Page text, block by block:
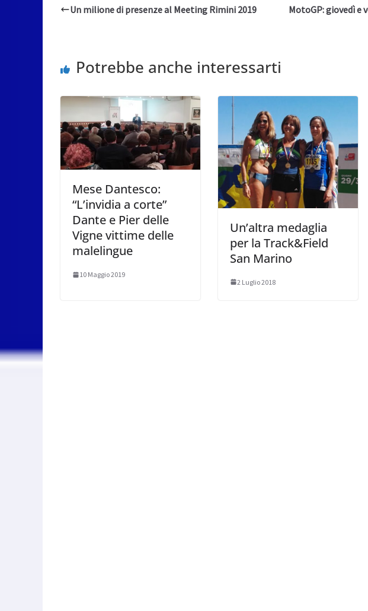
Un milione di presenze al Meeting Rimini 2019
MotoGP: giovedì e
Potrebbe anche interessarti
Mese Dantesco:
“L’invidia a corte”
Dante e Pier delle
Vigne vittime delle
malelingue
10 Maggio 2019
Un’altra medaglia
per la Track&Field
San Marino
2 Luglio 2018